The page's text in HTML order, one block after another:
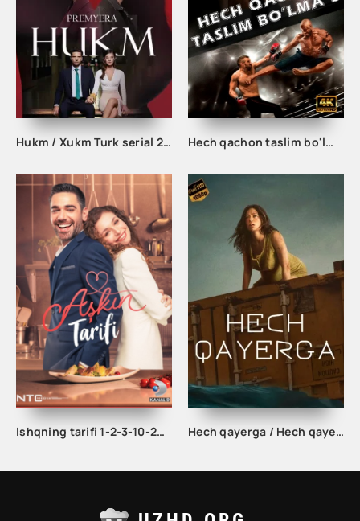
Hukm / Xukm Turk serial 203. 204. 205. 206. 207. 208. 209. 210. 211. 212. 213. 214. 215 Qism Uzbek tilida Hukim Xukim Barcha qismlari Hech qachon taslim bo'lma 3
Ishqning tarifi 1-2-3-10-20-30-40-50-60-70-100 qism turk serial Uzbek tilida Barcha qismlar Hech qayerga / Hech qayerda Uzbek tilida 2023 Tarjima kino HD skachat